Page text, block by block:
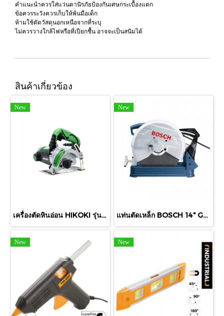
คำแนะนำควรใส่แว่นตานิรภัยป้องกันเศษกระเบื้องแตก
ข้อควรระวังควรเก็บให้พ้นมือเด็ก
ห้ามใช้ตัดวัสดุนอกเหนือจากที่ระบุ
ไม่ควรวางใกล้ไฟหรือที่เปียกชื้น อาจจะเป็นสนิมได้
สินค้าเกี่ยวข้อง
New
เครื่องตัดหินอ่อน HIKOKI รุ่นCM4SB2
New
แท่นตัดเหล็ก BOSCH 14" GCO-220 2200 W.
New New